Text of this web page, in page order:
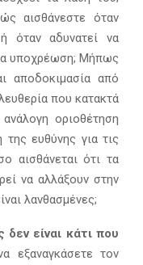
αισθάνεστε όταν
όταν αδυνατεί να
υποχρέωση; Μήπως
αποδοκιμασία από
που κατακτά
οριοθέτηση
ευθύνης για τις
αισθάνεται ότι τα
να αλλάξουν στην
λανθασμένες;
είναι κάτι που
εξαναγκάσετε τον